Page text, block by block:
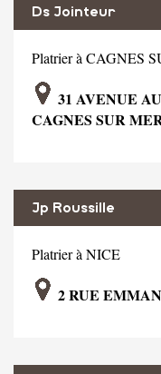
Ds Jointeur
Platrier à CAGNES
31 AVENUE
CAGNES SUR
Jp Roussille
Platrier à NICE
2 RUE